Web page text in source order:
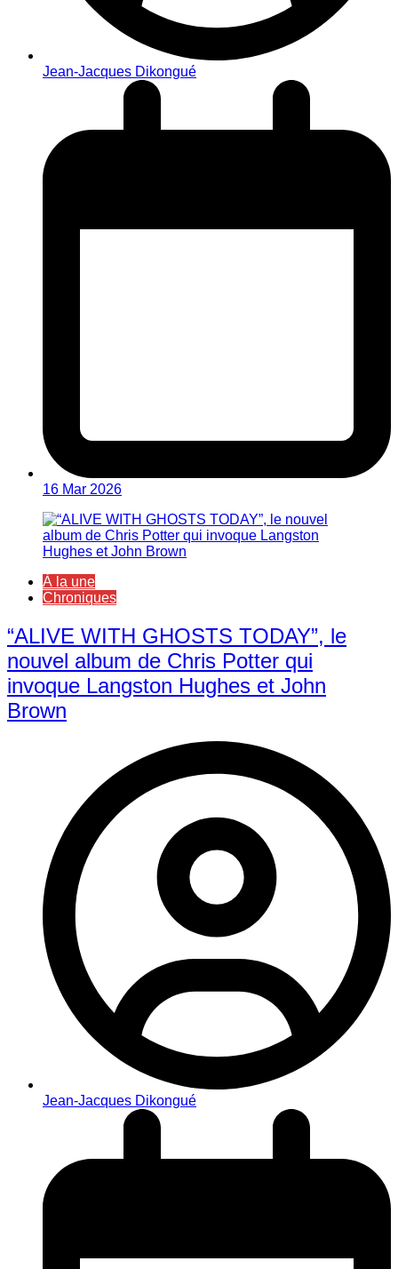
Jean-Jacques Dikongué
16 Mar 2026
À la une
Chroniques
“ALIVE WITH GHOSTS TODAY”, le
nouvel album de Chris Potter qui
invoque Langston Hughes et John
Brown
Jean-Jacques Dikongué